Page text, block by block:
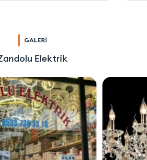
GALERİ
Elektrik